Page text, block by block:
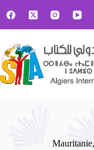
au